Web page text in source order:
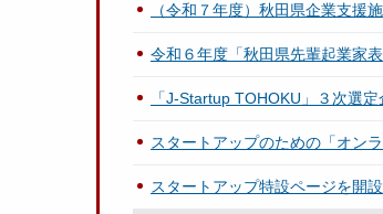
（令和７年度）秋田県企業支援
令和６年度「秋田県先輩起業家
「J-Startup TOHOKU」３次選
スタートアップのための「オン
スタートアップ特設ページを開